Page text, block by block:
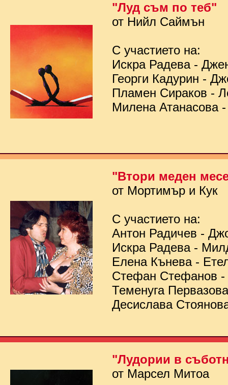
"Луд съм по теб"
от Нийл Саймън
С участието на:
Искра Радева -
Георги Кадурин -
Пламен Сираков -
Милена Атанасова
"Втори меден
от Мортимър и Кук
С участието на:
Антон Радичев -
Искра Радева -
Елена Кънева -
Стефан Стефанов
Теменуга
Десислава
"Лудории в
от Марсел Митоа